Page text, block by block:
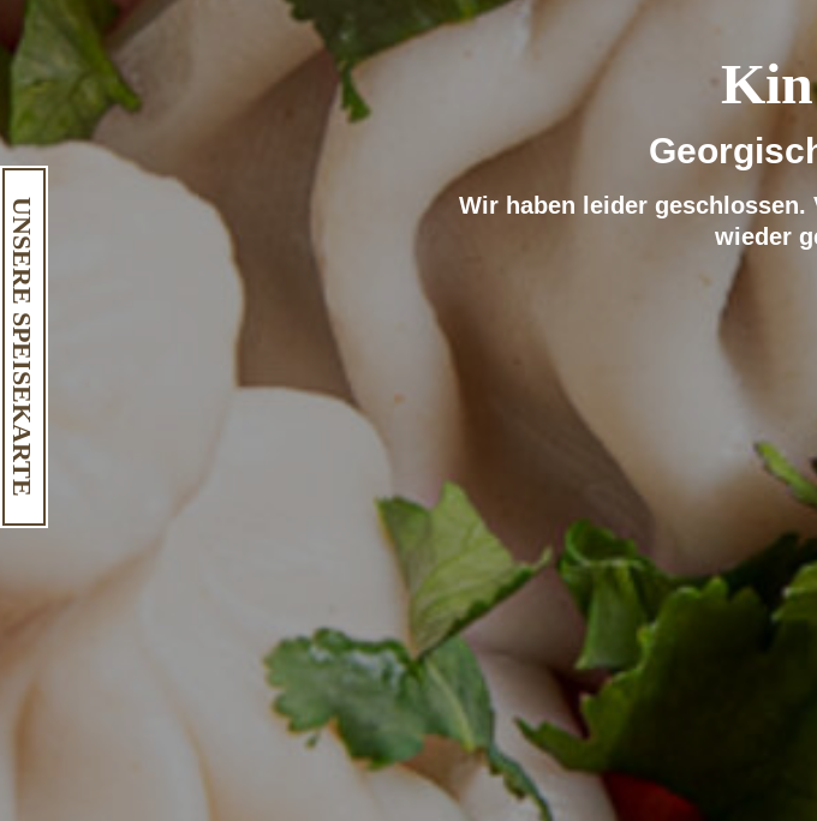
Wir haben leider geschlossen.
wieder
UNSERE SPEISEKARTE